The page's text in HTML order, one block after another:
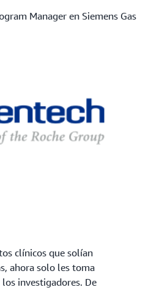
Manager en Siemens Gas
clínicos que solían
ahora solo les toma
los investigadores. De